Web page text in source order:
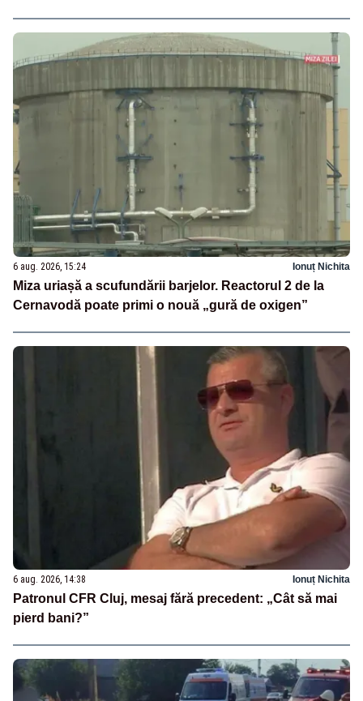
6 aug. 2026, 15:24 Ionuț Nichita
Miza uriașă a scufundării barjelor. Reactorul 2 de la
Cernavodă poate primi o nouă „gură de oxigen”
6 aug. 2026, 14:38 Ionuț Nichita
Patronul CFR Cluj, mesaj fără precedent: „Cât să mai
pierd bani?”